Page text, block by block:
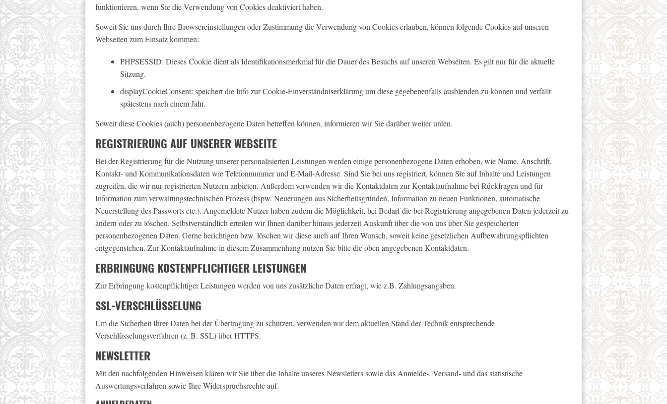
funktionieren, wenn Sie die Verwendung von Cookies deaktiviert haben.
Soweit Sie uns durch Ihre Browsereinstellungen oder Zustimmung die Verwendung von Cookies erlauben, können folgende Cookies auf unseren
Webseiten zum Einsatz kommen:
PHPSESSID: Dieses Cookie dient als Identifikationsmerkmal für die Dauer des Besuchs auf unseren Webseiten. Es gilt nur für die aktuelle
Sitzung.
displayCookieConsent: speichert die Info zur Cookie-Einverständniserklärung um diese gegebenenfalls ausblenden zu können und verfällt
spätestens nach einem Jahr.
Soweit diese Cookies (auch) personenbezogene Daten betreffen können, informieren wir Sie darüber weiter unten.
REGISTRIERUNG AUF UNSERER WEBSEITE
Bei der Registrierung für die Nutzung unserer personalisierten Leistungen werden einige personenbezogene Daten erhoben, wie Name, Anschrift,
Kontakt- und Kommunikationsdaten wie Telefonnummer und E-Mail-Adresse. Sind Sie bei uns registriert, können Sie auf Inhalte und Leistungen
zugreifen, die wir nur registrierten Nutzern anbieten. Außerdem verwenden wir die Kontaktdaten zur Kontaktaufnahme bei Rückfragen und für
Information zum verwaltungstechnischen Prozess (bspw. Neuerungen aus Sicherheitsgründen, Information zu neuen Funktionen, automatische
Neuerstellung des Passworts etc.). Angemeldete Nutzer haben zudem die Möglichkeit, bei Bedarf die bei Registrierung angegebenen Daten jederzeit zu
ändern oder zu löschen. Selbstverständlich erteilen wir Ihnen darüber hinaus jederzeit Auskunft über die von uns über Sie gespeicherten
personenbezogenen Daten. Gerne berichtigen bzw. löschen wir diese auch auf Ihren Wunsch, soweit keine gesetzlichen Aufbewahrungspflichten
entgegenstehen. Zur Kontaktaufnahme in diesem Zusammenhang nutzen Sie bitte die oben angegebenen Kontaktdaten.
ERBRINGUNG KOSTENPFLICHTIGER LEISTUNGEN
Zur Erbringung kostenpflichtiger Leistungen werden von uns zusätzliche Daten erfragt, wie z.B. Zahlungsangaben.
SSL-VERSCHLÜSSELUNG
Um die Sicherheit Ihrer Daten bei der Übertragung zu schützen, verwenden wir dem aktuellen Stand der Technik entsprechende
Verschlüsselungsverfahren (z. B. SSL) über HTTPS.
NEWSLETTER
Mit den nachfolgenden Hinweisen klären wir Sie über die Inhalte unseres Newsletters sowie das Anmelde-, Versand- und das statistische
Auswertungsverfahren sowie Ihre Widerspruchsrechte auf.